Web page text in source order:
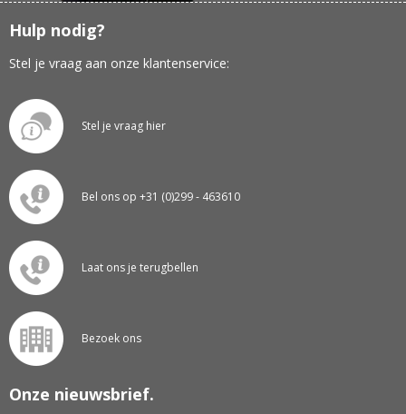
Hulp nodig?
Stel je vraag aan onze klantenservice:
Stel je vraag hier
Bel ons op +31 (0)299 - 463610
Laat ons je terugbellen
Bezoek ons
Onze nieuwsbrief.